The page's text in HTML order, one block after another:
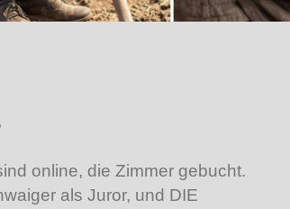
online, die Zimmer gebucht.
als Juror, und DIE